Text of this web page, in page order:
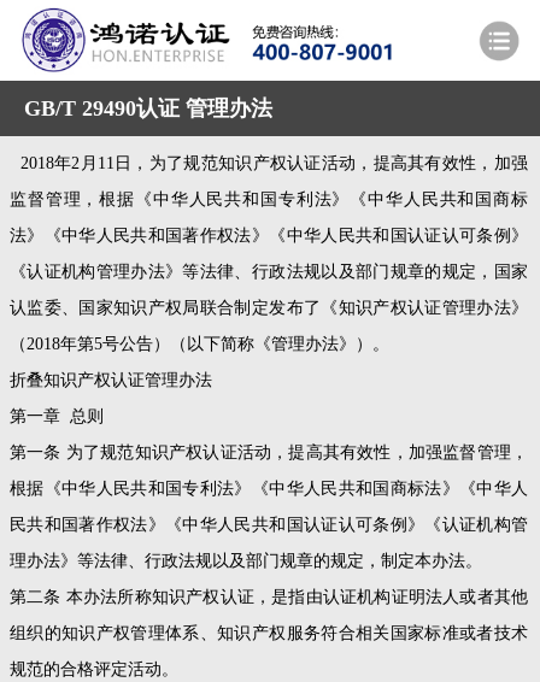
GB/T 29490认证 管理办法
2018年2月11日，为了规范知识产权认证活动，提高其有效性，加强
监督管理，根据《中华人民共和国专利法》《中华人民共和国商标
法》《中华人民共和国著作权法》《中华人民共和国认证认可条例》
《认证机构管理办法》等法律、行政法规以及部门规章的规定，国家
认监委、国家知识产权局联合制定发布了《知识产权认证管理办法》
（2018年第5号公告）（以下简称《管理办法》）。
折叠知识产权认证管理办法
第一章 总则
第一条 为了规范知识产权认证活动，提高其有效性，加强监督管理，
根据《中华人民共和国专利法》《中华人民共和国商标法》《中华人
民共和国著作权法》《中华人民共和国认证认可条例》《认证机构管
理办法》等法律、行政法规以及部门规章的规定，制定本办法。
第二条 本办法所称知识产权认证，是指由认证机构证明法人或者其他
组织的知识产权管理体系、知识产权服务符合相关国家标准或者技术
规范的合格评定活动。